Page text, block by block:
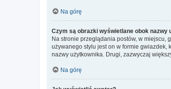
Na górę
Czym są obrazki wyświetlane obok nazwy
Na stronie przeglądania postów, w miejscu,
używanego stylu jest on w formie gwiazdek,
nazwy użytkownika. Drugi, zazwyczaj
Na górę